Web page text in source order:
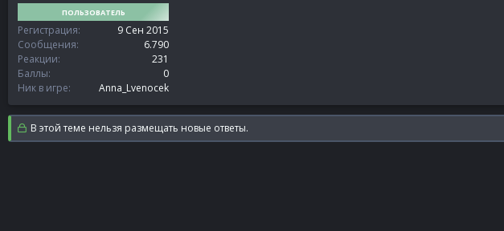
ПОЛЬЗОВАТЕЛЬ
Регистрация
9 Сен 2015
Сообщения
6.790
Реакции
231
Баллы
0
Ник в игре
Anna_Lvenocek
В этой теме нельзя размещать новые ответы.